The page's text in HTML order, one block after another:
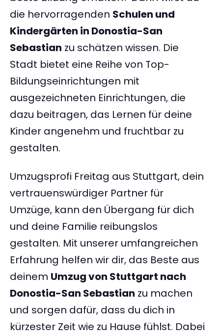
die hervorragenden Schulen und
Kindergärten in Donostia-San
Sebastian zu schätzen wissen. Die
Stadt bietet eine Reihe von Top-
Bildungseinrichtungen mit
ausgezeichneten Einrichtungen, die
dazu beitragen, das Lernen für deine
Kinder angenehm und fruchtbar zu
gestalten.
Umzugsprofi Freitag aus Stuttgart, dein
vertrauenswürdiger Partner für
Umzüge, kann den Übergang für dich
und deine Familie reibungslos
gestalten. Mit unserer umfangreichen
Erfahrung helfen wir dir, das Beste aus
deinem Umzug von Stuttgart nach
Donostia-San Sebastian zu machen
und sorgen dafür, dass du dich in
kürzester Zeit wie zu Hause fühlst. Dabei